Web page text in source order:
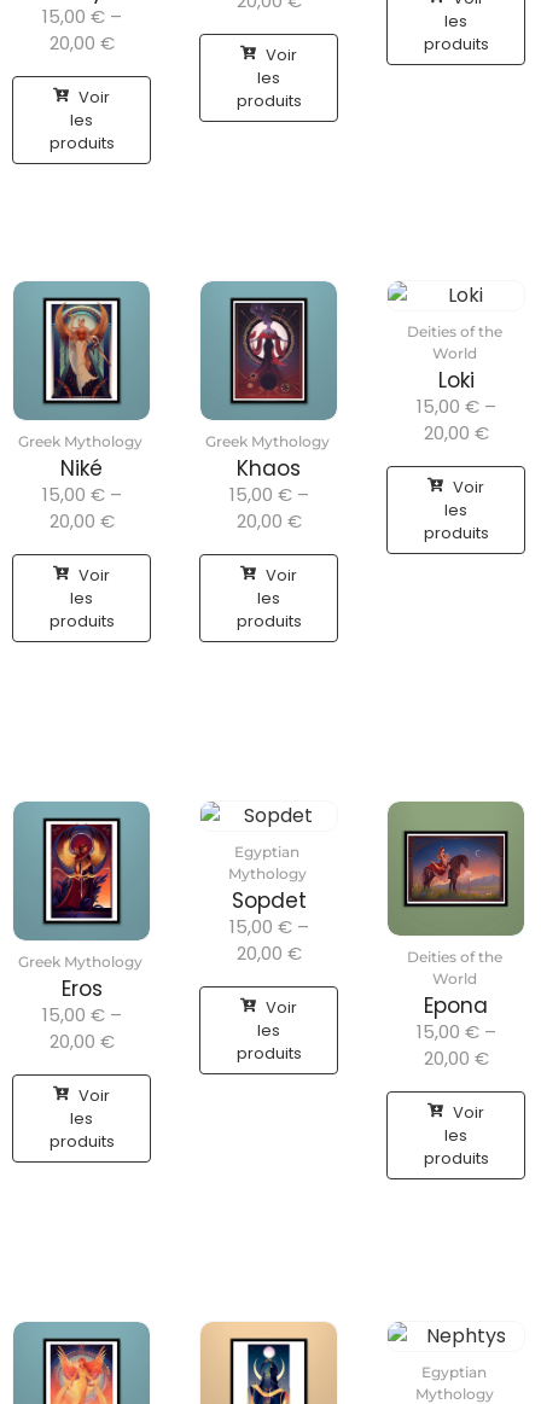
15,00 € –
20,00 €
Voir
les
produits
Voir
les
produits
les
produits
Greek Mythology
Niké
15,00 € –
20,00 €
Voir
les
produits
Greek Mythology
Khaos
15,00 € –
20,00 €
Voir
les
produits
Deities of the
World
Loki
15,00 € –
20,00 €
Voir
les
produits
Greek Mythology
Eros
15,00 € –
20,00 €
Voir
les
produits
Egyptian
Mythology
Sopdet
15,00 € –
20,00 €
Voir
les
produits
Deities of the
World
Epona
15,00 € –
20,00 €
Voir
les
produits
Egyptian
Mythology